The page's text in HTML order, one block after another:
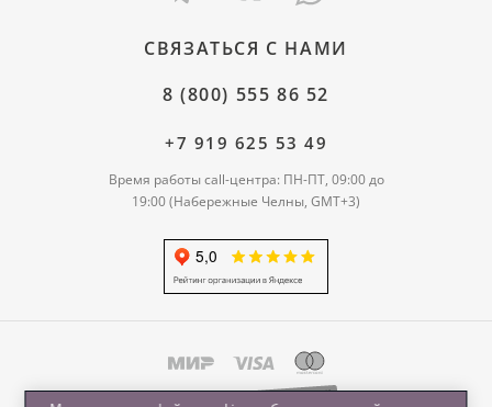
СВЯЗАТЬСЯ С НАМИ
8 (800) 555 86 52
+7 919 625 53 49
Время работы call-центра: ПН-ПТ, 09:00 до
19:00 (Набережные Челны, GMT+3)